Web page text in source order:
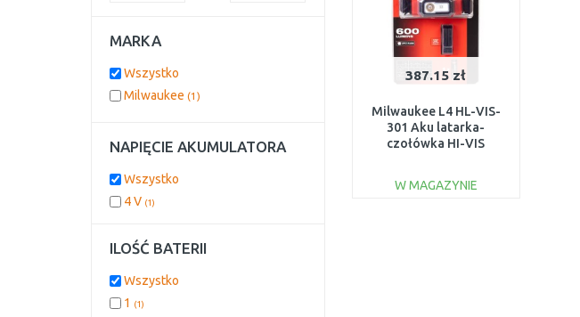
387.15 zł
Milwaukee L4 HL-VIS-
301 Aku latarka-
czołówka HI-VIS
W MAGAZYNIE
MARKA
Wszystko
Milwaukee (1)
NAPIĘCIE AKUMULATORA
Wszystko
4 V (1)
ILOŚĆ BATERII
Wszystko
1
(1)